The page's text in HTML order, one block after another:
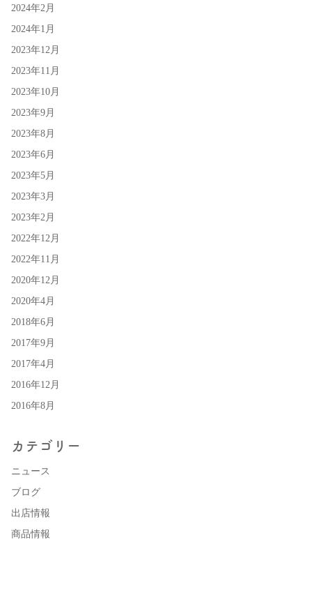
2024年2月
2024年1月
2023年12月
2023年11月
2023年10月
2023年9月
2023年8月
2023年6月
2023年5月
2023年3月
2023年2月
2022年12月
2022年11月
2020年12月
2020年4月
2018年6月
2017年9月
2017年4月
2016年12月
2016年8月
カテゴリー
ニュース
ブログ
出店情報
商品情報